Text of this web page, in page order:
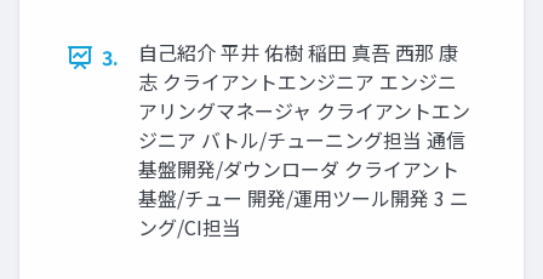
3.
自己紹介 平井 佑樹 稲田 真吾 西那 康
志 クライアントエンジニア エンジニ
アリングマネージャ クライアントエン
ジニア バトル/チューニング担当 通信
基盤開発/ダウンローダ クライアント
基盤/チュー 開発/運用ツール開発 3 ニ
ング/CI担当